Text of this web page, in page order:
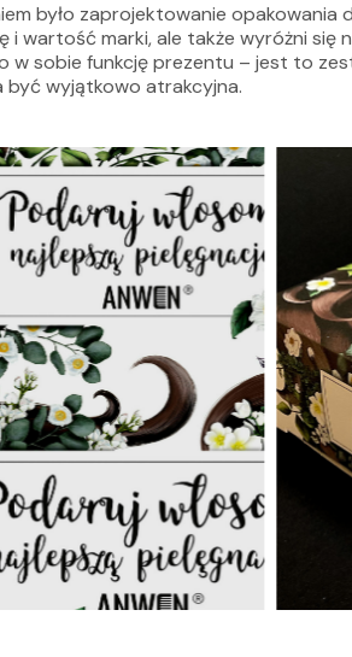
było zaprojektowanie opakowania
wartość marki, ale także wyróżni się
w sobie funkcję prezentu – jest to
być wyjątkowo atrakcyjna.